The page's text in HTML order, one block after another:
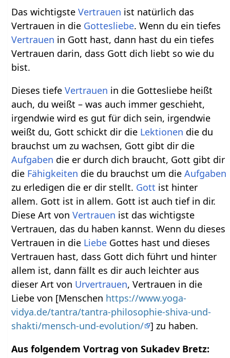
Das wichtigsteVertrauen ist natürlich das
Vertrauen in die Gottesliebe. Wenn du ein tiefes
Vertrauen in Gott hast, dann hast du ein tiefes
Vertrauen darin, dass Gott dich liebt so wie du
bist.
Dieses tiefeVertrauen in die Gottesliebe heißt
auch, du weißt – was auch immer geschieht,
irgendwie wird es gut für dich sein, irgendwie
weißt du, Gott schickt dir die Lektionen die du
brauchst um zu wachsen, Gott gibt dir die
Aufgaben die er durch dich braucht, Gott gibt dir
die Fähigkeiten die du brauchst um dieAufgaben
zu erledigen die er dir stellt. Gott ist hinter
allem. Gott ist in allem. Gott ist auch tief in dir.
Diese Art vonVertrauen ist das wichtigste
Vertrauen, das du haben kannst. Wenn du dieses
Vertrauen in die Liebe Gottes hast und dieses
Vertrauen hast, dass Gott dich führt und hinter
allem ist, dann fällt es dir auch leichter aus
dieser Art von Urvertrauen, Vertrauen in die
Liebe von [Menschen https://www.yoga-
vidya.de/tantra/tantra-philosophie-shiva-und-
shakti/mensch-und-evolution/ ] zu haben.
Aus folgendem Vortrag von Sukadev Bretz: